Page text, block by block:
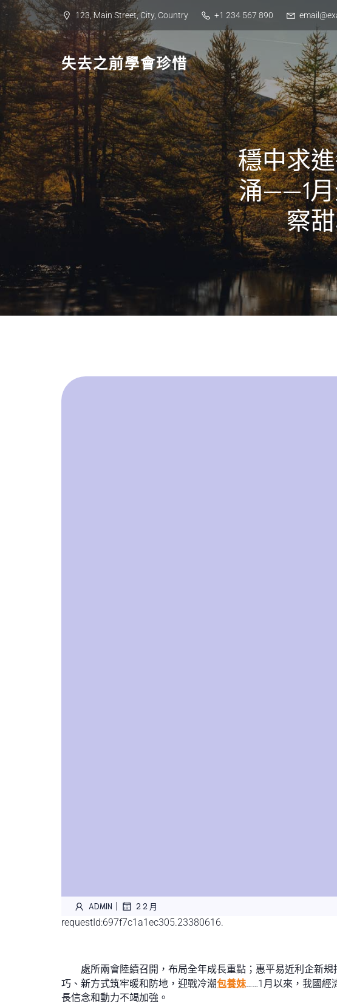
Skip
to
content
123, Main Street, City, Country +1 234 567 890
失去之前學會珍惜
穩中求
涌——1
察
ADMIN | 2 2 月
requestId:697f7c1a1ec305.23380616.
處所兩會陸續召開，布局全年成長重點；惠平易近利企新
巧、新方式筑牢暖和防地，迎戰冷潮包養妹……1月以來，我國經
長信念和動力不竭加強。